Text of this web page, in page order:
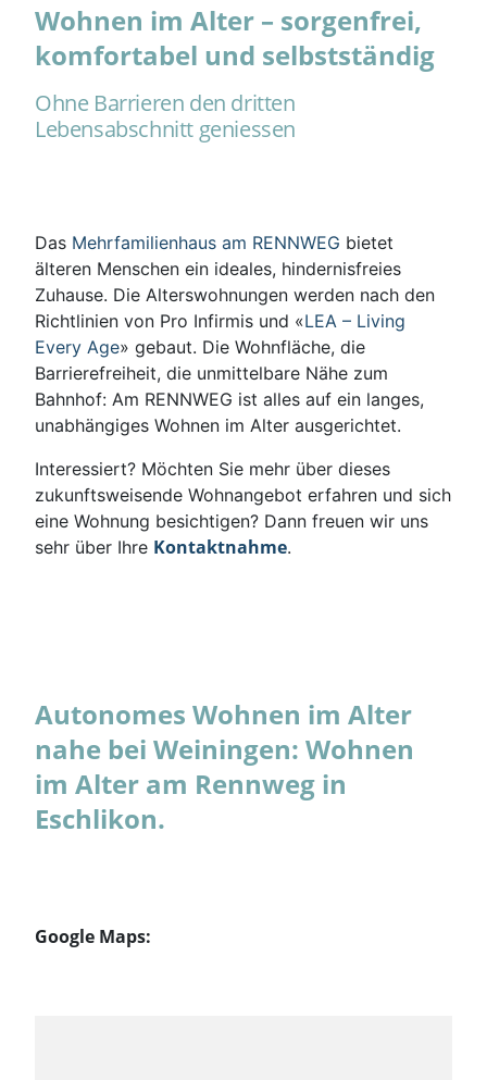
Wohnen im Alter – sorgenfrei,
komfortabel und selbstständig
Ohne Barrieren den dritten
Lebensabschnitt geniessen
Das Mehrfamilienhaus am RENNWEG bietet
älteren Menschen ein ideales, hindernisfreies
Zuhause. Die Alterswohnungen werden nach den
Richtlinien von Pro Infirmis und «LEA – Living
Every Age» gebaut. Die Wohnfläche, die
Barrierefreiheit, die unmittelbare Nähe zum
Bahnhof: Am RENNWEG ist alles auf ein langes,
unabhängiges Wohnen im Alter ausgerichtet.
Interessiert? Möchten Sie mehr über dieses
zukunftsweisende Wohnangebot erfahren und sich
eine Wohnung besichtigen? Dann freuen wir uns
sehr über Ihre Kontaktnahme.
Autonomes Wohnen im Alter
nahe bei Weiningen: Wohnen
im Alter am Rennweg in
Eschlikon.
Google Maps: